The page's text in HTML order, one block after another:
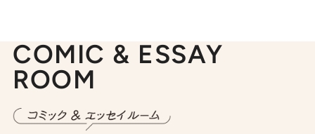
COMIC & ESSAY
ROOM